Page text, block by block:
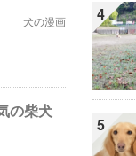
犬の漫画
の柴犬
4
5